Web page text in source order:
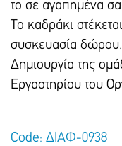
το σε αγαπημένα
Το καδράκι
συσκευασία δώρου.
Δημιουργία της
Εργαστηρίου του
Code: ΔΙΑΦ-0938